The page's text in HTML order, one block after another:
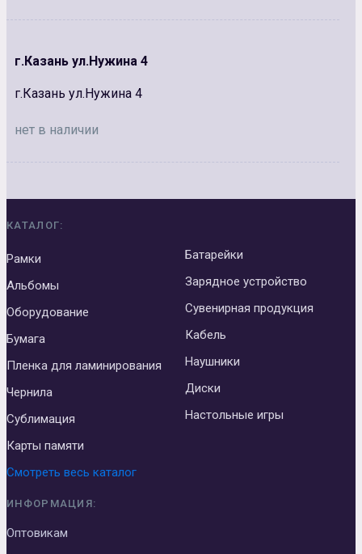
г.Казань ул.Нужина 4
г.Казань ул.Нужина 4
нет в наличии
КАТАЛОГ:
Рамки
Альбомы
Оборудование
Бумага
Пленка для ламинирования
Чернила
Сублимация
Карты памяти
Батарейки
Зарядное устройство
Сувенирная продукция
Кабель
Наушники
Диски
Настольные игры
Смотреть весь каталог
ИНФОРМАЦИЯ:
Оптовикам